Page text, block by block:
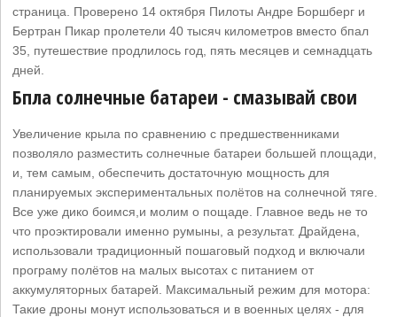
страница. Проверено 14 октября Пилоты Андре Боршберг и
Бертран Пикар пролетели 40 тысяч километров вместо бпал
35, путешествие продлилось год, пять месяцев и семнадцать
дней.
Бпла солнечные батареи - смазывай свои
Увеличение крыла по сравнению с предшественниками
позволяло разместить солнечные батареи большей площади,
и, тем самым, обеспечить достаточную мощность для
планируемых экспериментальных полётов на солнечной тяге.
Все уже дико боимся,и молим о пощаде. Главное ведь не то
что проэктировали именно румыны, а результат. Драйдена,
использовали традиционный пошаговый подход и включали
програму полётов на малых высотах с питанием от
аккумуляторных батарей. Максимальный режим для мотора:
Такие дроны монут использоваться и в военных целях - для